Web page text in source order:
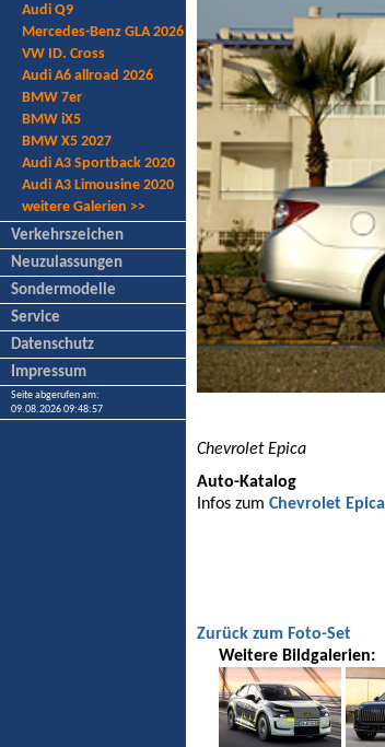
Audi Q9
Mercedes-Benz GLA 2026
VW ID. Cross
Audi A6 allroad 2026
BMW 7er
BMW iX5
BMW X5 2027
Audi A3 Sportback 2020
Audi A3 Limousine 2020
weitere Galerien >>
Verkehrszeichen
Neuzulassungen
Sondermodelle
Service
Datenschutz
Impressum
Seite abgerufen am:
09.08.2026 09:48:57
Chevrolet Epica
Auto-Katalog
Infos zum Chevrolet Epica
Zurück zum Foto-Set
Weitere Bildgalerien: